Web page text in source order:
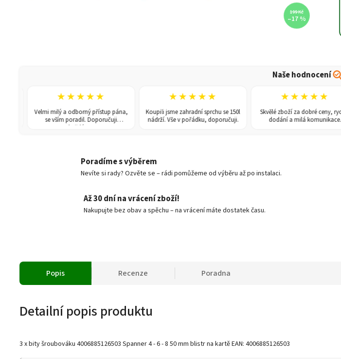
199 Kč
–17 %
Naše hodnocení
★★★★★
Velmi milý a odborný přístup pána,
se vším poradil. Doporučuji
každému!
★★★★★
Koupili jsme zahradní sprchu se 150l
nádrží. Vše v pořádku, doporučuji.
★★★★★
Skvělé zboží za dobré ceny, rychlé
dodání a milá komunikace.
Poradíme s výběrem
Nevíte si rady? Ozvěte se – rádi pomůžeme od výběru až po instalaci.
Až 30 dní na vrácení zboží!
Nakupujte bez obav a spěchu – na vrácení máte dostatek času.
Popis Recenze Poradna
Detailní popis produktu
3 x bity šroubováku 4006885126503 Spanner 4 - 6 - 8 50 mm blistr na kartě EAN: 4006885126503